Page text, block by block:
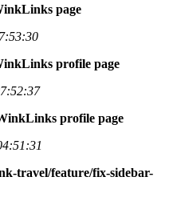
page
profile page
profile page
travel/feature/fix-sidebar-